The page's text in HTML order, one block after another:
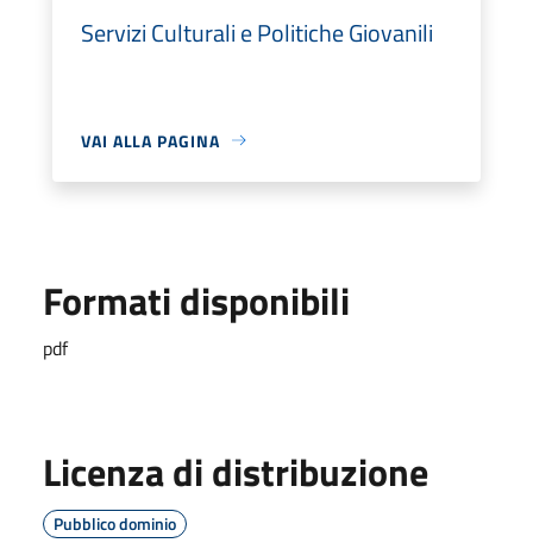
Servizi Culturali e Politiche Giovanili
VAI ALLA PAGINA
Formati disponibili
pdf
Licenza di distribuzione
Pubblico dominio